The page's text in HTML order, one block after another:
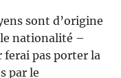
sont d’origine
nationalité –
ferai pas porter la
par le